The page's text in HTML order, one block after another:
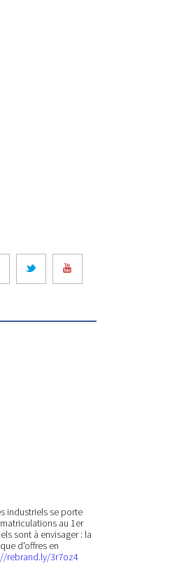
industriels se porte
au 1er
sont à envisager : la
d'offres en
rebrand.ly/3r7oz4